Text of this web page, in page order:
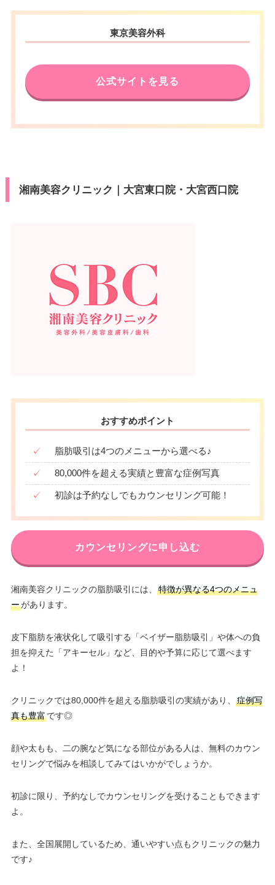
東京美容外科
公式サイトを見る
湘南美容クリニック｜大宮東口院・大宮西口院
おすすめポイント
✓ 脂肪吸引は4つのメニューから選べる♪
✓ 80,000件を超える実績と豊富な症例写真
✓ 初診は予約なしでもカウンセリング可能！
カウンセリングに申し込む
湘南美容クリニックの脂肪吸引には、
特徴が異なる4つのメニュ
ーがあります。
皮下脂肪を液状化して吸引する「ベイザー脂肪吸引」や体への負
担を抑えた「アキーセル」など、目的や予算に応じて選べます
よ！
クリニックでは80,000件を超える脂肪吸引の実績があり、
症例写
真も豊富です◎
顔や太もも、二の腕など気になる部位がある人は、無料のカウン
セリングで悩みを相談してみてはいかがでしょうか。
初診に限り、予約なしでカウンセリングを受けることもできます
よ。
また、全国展開しているため、通いやすい点もクリニックの魅力
です♪